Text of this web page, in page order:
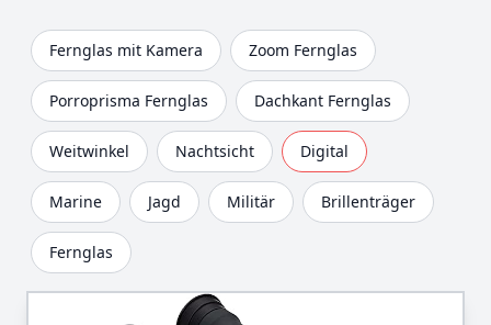
Fernglas mit Kamera Zoom Fernglas
Porroprisma Fernglas Dachkant Fernglas
Weitwinkel Nachtsicht Digital
Marine Jagd Militär Brillenträger
Fernglas